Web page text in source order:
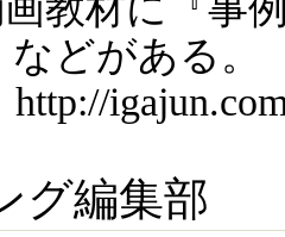
どがある。
グ編集部